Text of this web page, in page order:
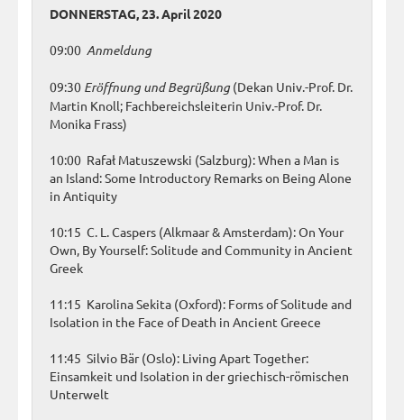
DONNERSTAG, 23. April 2020
09:00 Anmeldung
09:30 Eröffnung und Begrüßung(Dekan Univ.-Prof. Dr.
Martin Knoll; Fachbereichsleiterin Univ.-Prof. Dr.
Monika Frass)
10:00 Rafał Matuszewski (Salzburg): When a Man is
an Island: Some Introductory Remarks on Being Alone
in Antiquity
10:15 C. L. Caspers (Alkmaar & Amsterdam): On Your
Own, By Yourself: Solitude and Community in Ancient
Greek
11:15 Karolina Sekita (Oxford): Forms of Solitude and
Isolation in the Face of Death in Ancient Greece
11:45 Silvio Bär (Oslo): Living Apart Together:
Einsamkeit und Isolation in der griechisch-römischen
Unterwelt